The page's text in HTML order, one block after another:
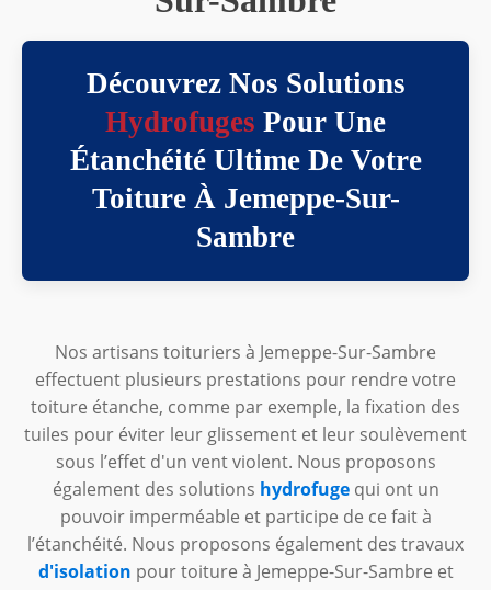
Découvrez Nos Solutions
Hydrofuges Pour Une
Étanchéité Ultime De Votre
Toiture À Jemeppe-Sur-
Sambre
Nos artisans toituriers à Jemeppe-Sur-Sambre
effectuent plusieurs prestations pour rendre votre
toiture étanche, comme par exemple, la fixation des
tuiles pour éviter leur glissement et leur soulèvement
sous l’effet d'un vent violent. Nous proposons
également des solutions hydrofugequi ont un
pouvoir imperméable et participe de ce fait à
l’étanchéité. Nous proposons également des travaux
d'isolation pour toiture à Jemeppe-Sur-Sambre et